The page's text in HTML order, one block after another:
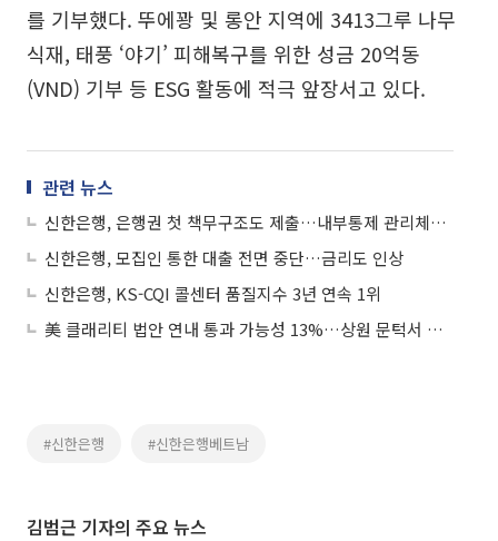
를 기부했다. 뚜에꽝 및 롱안 지역에 3413그루 나무
식재, 태풍 ‘야기’ 피해복구를 위한 성금 20억동
(VND) 기부 등 ESG 활동에 적극 앞장서고 있다.
관련 뉴스
신한은행, 은행권 첫 책무구조도 제출…내부통제 관리체계 도입
신한은행, 모집인 통한 대출 전면 중단…금리도 인상
신한은행, KS-CQI 콜센터 품질지수 3년 연속 1위
美 클래리티 법안 연내 통과 가능성 13%…상원 문턱서 제동
#신한은행 #신한은행베트남
김범근 기자의 주요 뉴스